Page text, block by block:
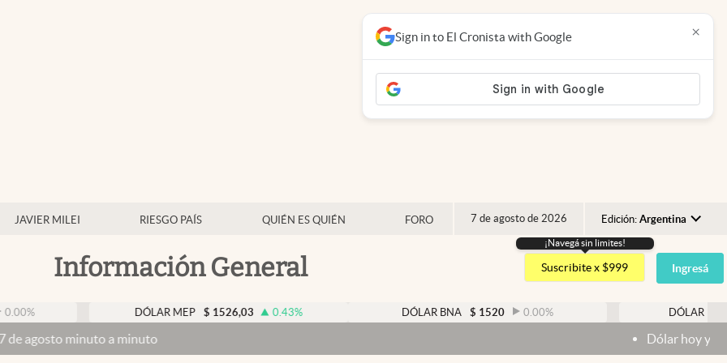
JAVIER MILEI RIESGO PAÍS QUIÉN ES QUIÉN FORO 7 de agosto de 2026 Edición: Argentina
Argentina
España
USA
Información General
¡Navegá sin limites!
Suscribite x $999 Ingresá
$ 1526,03 0.43% $ 1520 0.00% DÓLAR BLUE $ 1525
a minuto Dólar hoy y dólar blue hoy:
Sign in to El Cronista with Google ×